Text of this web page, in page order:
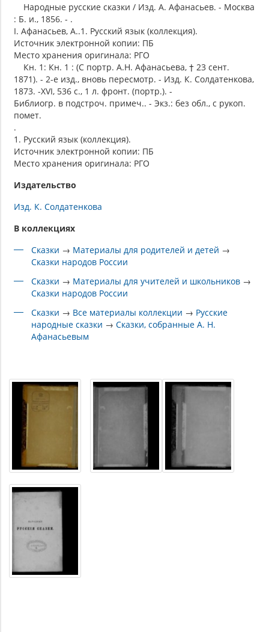
Народные русские сказки / Изд. А. Афанасьев. - Москва
: Б. и., 1856. - .
I. Афанасьев, А..1. Русский язык (коллекция).
Источник электронной копии: ПБ
Место хранения оригинала: РГО
Кн. 1: Кн. 1 : (С портр. А.Н. Афанасьева, † 23 сент.
1871). - 2-е изд., вновь пересмотр. - Изд. К. Солдатенкова,
1873. -XVI, 536 с., 1 л. фронт. (портр.). -
Библиогр. в подстроч. примеч.. - Экз.: без обл., с рукоп.
помет.
.
1. Русский язык (коллекция).
Источник электронной копии: ПБ
Место хранения оригинала: РГО
Издательство
Изд. К. Солдатенкова
В коллекциях
Сказки → Материалы для родителей и детей →
Сказки народов России
Сказки → Материалы для учителей и школьников →
Сказки народов России
Сказки → Все материалы коллекции → Русские
народные сказки →Сказки, собранные А. Н.
Афанасьевым